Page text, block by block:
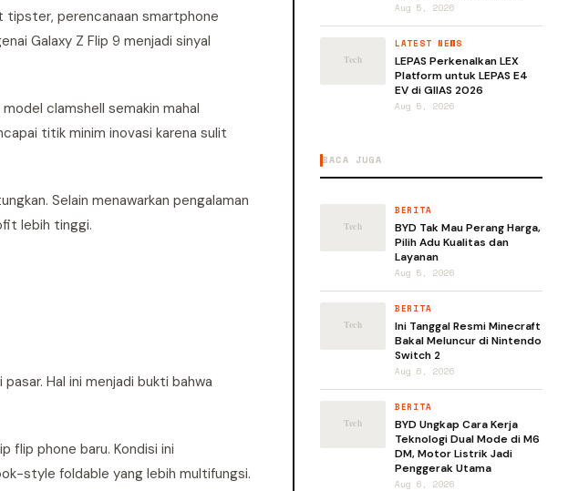
tipster, perencanaan smartphone
Galaxy Z Flip 9 menjadi sinyal
clamshell semakin mahal
titik minim inovasi karena sulit
Selain menawarkan pengalaman
lebih tinggi.
Hal ini menjadi bukti bahwa
flip phone baru. Kondisi ini
style foldable yang lebih multifungsi.
Aug 5, 2026
LATEST NEWS
LEPAS Perkenalkan LEX
Platform untuk LEPAS E4
EV di GIIAS 2026
Aug 5, 2026
BACA JUGA
BERITA
BYD Tak Mau Perang Harga,
Pilih Adu Kualitas dan
Layanan
Aug 5, 2026
BERITA
Ini Tanggal Resmi Minecraft
Bakal Meluncur di Nintendo
Switch 2
Aug 6, 2026
BERITA
BYD Ungkap Cara Kerja
Teknologi Dual Mode di M6
DM, Motor Listrik Jadi
Penggerak Utama
Aug 6, 2026